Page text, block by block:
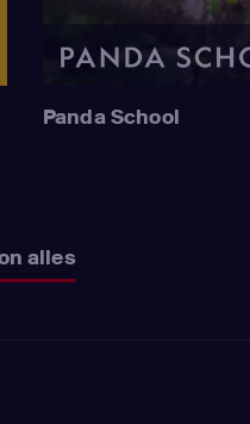
Panda School
alles